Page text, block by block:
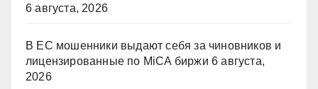
6 августа, 2026
В ЕС мошенники выдают себя за чиновников и
лицензированные по MiCA биржи 6 августа,
2026